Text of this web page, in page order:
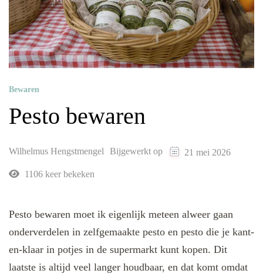
Bewaren
Pesto bewaren
Wilhelmus Hengstmengel Bijgewerkt op 21 mei 2026
1106 keer bekeken
Pesto bewaren moet ik eigenlijk meteen alweer gaan
onderverdelen in zelfgemaakte pesto en pesto die je kant-
en-klaar in potjes in de supermarkt kunt kopen. Dit
laatste is altijd veel langer houdbaar, en dat komt omdat